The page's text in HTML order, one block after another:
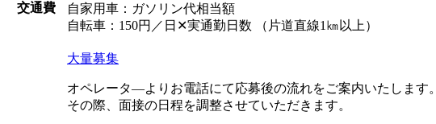
交通費
自家用車：ガソリン代相当額
自転車：150円／日✕実通勤日数 （片道直線1㎞以上）
大量募集
オペレータ―よりお電話にて応募後の流れをご案内いたします。
その際、面接の日程を調整させていただきます。